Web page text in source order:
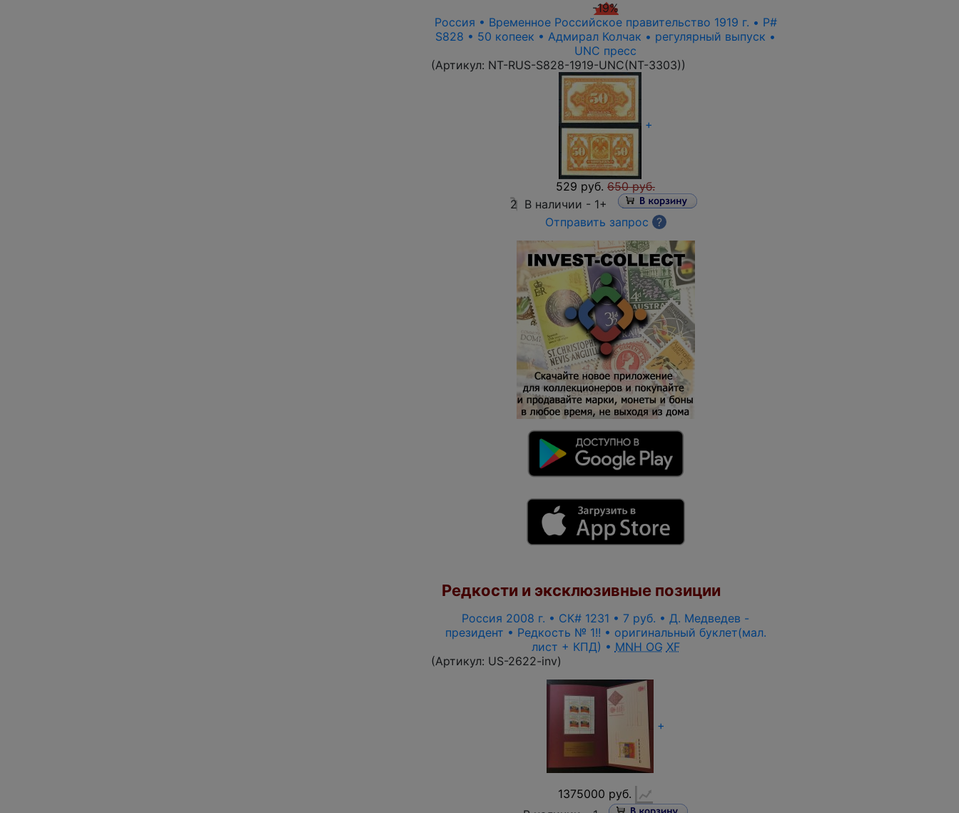
-19%
Россия • Временное Российское правительство 1919 г. • P#
S828 • 50 копеек • Адмирал Колчак • регулярный выпуск •
UNC пресс
(Артикул: NT-RUS-S828-1919-UNC(NT-3303))
+
529 руб. 650 руб.
2 В наличии - 1+
Отправить запрос
?
Редкости и эксклюзивные позиции
Россия 2008 г. • СК# 1231 • 7 руб. • Д. Медведев -
президент • Редкость № 1!! • оригинальный буклет(мал.
лист + КПД) • MNH OG XF
(Артикул: US-2622-inv)
+
1375000 руб.